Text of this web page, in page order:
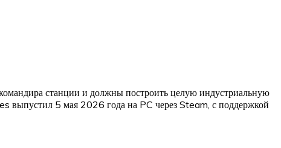
станции и должны построить целую индустриальную
выпустил 5 мая 2026 года на PC через Steam, с поддержкой